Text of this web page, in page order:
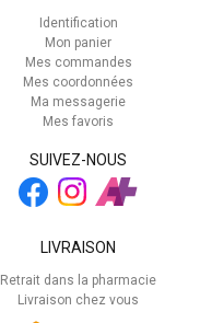
Identification
Mon panier
Mes commandes
Mes coordonnées
Ma messagerie
Mes favoris
SUIVEZ-NOUS
LIVRAISON
Retrait dans la pharmacie
Livraison chez vous